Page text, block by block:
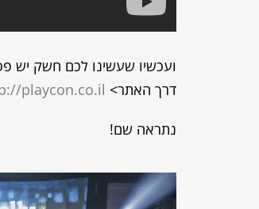
דרך האתר>
נתראה שם!